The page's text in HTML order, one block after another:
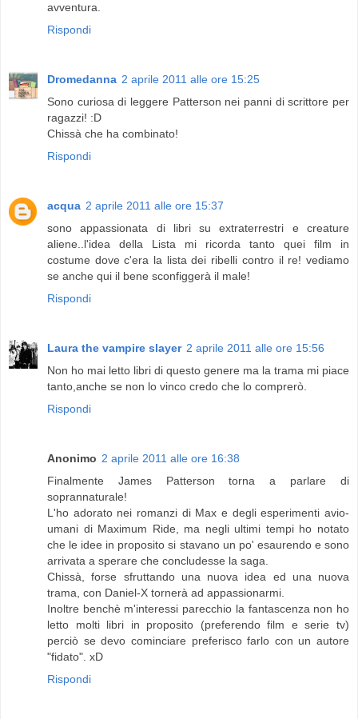
avventura.
Rispondi
Dromedanna 2 aprile 2011 alle ore 15:25
Sono curiosa di leggere Patterson nei panni di scrittore per
ragazzi! :D
Chissà che ha combinato!
Rispondi
acqua 2 aprile 2011 alle ore 15:37
sono appassionata di libri su extraterrestri e creature
aliene..l'idea della Lista mi ricorda tanto quei film in
costume dove c'era la lista dei ribelli contro il re! vediamo
se anche qui il bene sconfiggerà il male!
Rispondi
Laura the vampire slayer 2 aprile 2011 alle ore 15:56
Non ho mai letto libri di questo genere ma la trama mi piace
tanto,anche se non lo vinco credo che lo comprerò.
Rispondi
Anonimo 2 aprile 2011 alle ore 16:38
Finalmente James Patterson torna a parlare di
soprannaturale!
L'ho adorato nei romanzi di Max e degli esperimenti avio-
umani di Maximum Ride, ma negli ultimi tempi ho notato
che le idee in proposito si stavano un po' esaurendo e sono
arrivata a sperare che concludesse la saga.
Chissà, forse sfruttando una nuova idea ed una nuova
trama, con Daniel-X tornerà ad appassionarmi.
Inoltre benchè m'interessi parecchio la fantascenza non ho
letto molti libri in proposito (preferendo film e serie tv)
perciò se devo cominciare preferisco farlo con un autore
"fidato". xD
Rispondi